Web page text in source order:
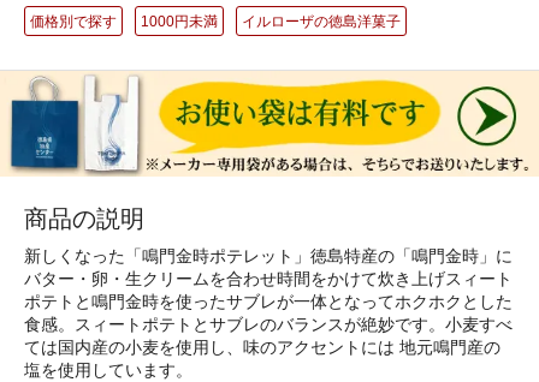
価格別で探す 1000円未満 イルローザの徳島洋菓子
商品の説明
新しくなった「鳴門金時ポテレット」徳島特産の「鳴門金時」に
バター・卵・生クリームを合わせ時間をかけて炊き上げスィート
ポテトと鳴門金時を使ったサブレが一体となってホクホクとした
食感。スィートポテトとサブレのバランスが絶妙です。小麦すべ
ては国内産の小麦を使用し、味のアクセントには 地元鳴門産の
塩を使用しています。